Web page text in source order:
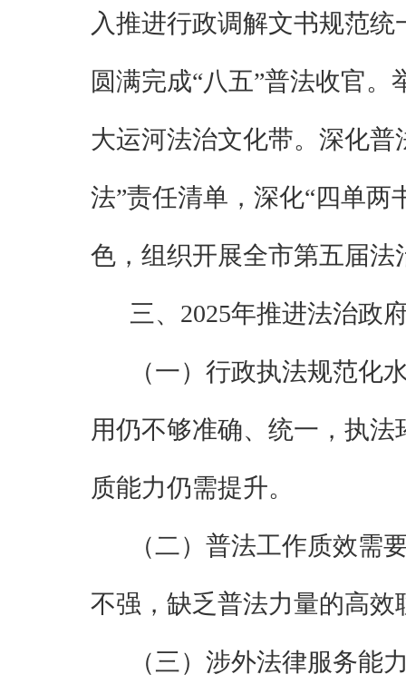
入推进行政调解文书规范
圆满完成“八五”普法收官。
大运河法治文化带。深化
法”责任清单 ，深化“四单两
色，组织开展全市第五届
三、 2025年推进法治政
（一）行政执法规范化
用仍不够准确、统一，执
质能力仍需提升。
（二）普法工作质效需
不强，缺乏普法力量的高效
（三）涉外法律服务能